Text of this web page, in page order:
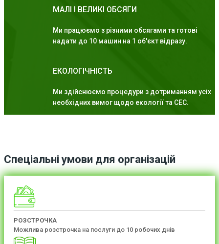
МАЛІ І ВЕЛИКІ ОБСЯГИ
Ми працюємо з різними обсягами та готові
надати до 10 машин на 1 об'єкт відразу.
ЕКОЛОГІЧНІСТЬ
Ми здійснюємо процедури з дотриманням усіх
необхідних вимог щодо екології та СЕС.
Спеціальні умови для організацій
РОЗСТРОЧКА
Можлива розстрочка на послуги до 10 робочих днів